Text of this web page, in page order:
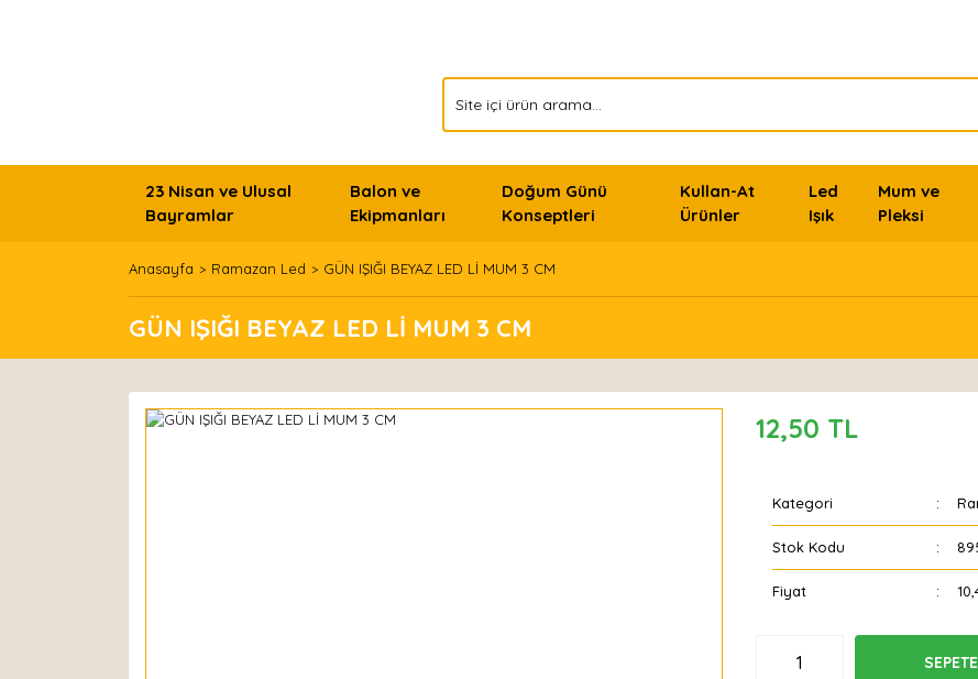
23 Nisan ve Ulusal
Bayramlar
Balon ve
Ekipmanları
Doğum Günü
Konseptleri
Kullan-At
Ürünler
Led
Işık
Mum ve
Pleksi
Anasayfa Ramazan Led GÜN IŞIĞI BEYAZ LED Lİ MUM 3 CM
GÜN IŞIĞI BEYAZ LED Lİ MUM 3 CM
12,50 TL
Kategori
Stok Kodu
Fiyat